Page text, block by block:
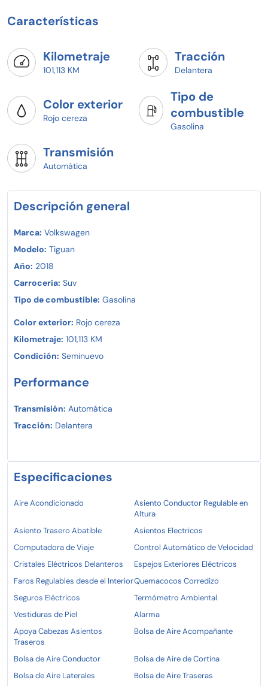
Características
Kilometraje
101,113 KM
Tracción
Delantera
Color exterior
Rojo cereza
Tipo de
combustible
Gasolina
Transmisión
Automática
Descripción general
Marca: Volkswagen
Modelo: Tiguan
Año: 2018
Carroceria: Suv
Tipo de combustible: Gasolina
Color exterior: Rojo cereza
Kilometraje: 101,113 KM
Condición: Seminuevo
Performance
Transmisión: Automática
Tracción: Delantera
Especificaciones
Aire Acondicionado
Asiento Conductor Regulable en
Altura
Asiento Trasero Abatible
Asientos Electricos
Computadora de Viaje
Control Automático de Velocidad
Cristales Eléctricos Delanteros
Espejos Exteriores Eléctricos
Faros Regulables desde el InteriorQuemacocos Corredizo
Seguros Eléctricos
Termómetro Ambiental
Vestiduras de Piel
Alarma
Apoya Cabezas Asientos
Traseros
Bolsa de Aire Acompañante
Bolsa de Aire Conductor
Bolsa de Aire de Cortina
Bolsa de Aire Laterales
Bolsa de Aire Traseras